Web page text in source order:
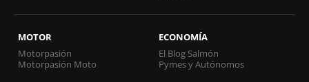
MOTOR
Motorpasión
Motorpasión Moto
ECONOMÍA
El Blog Salmón
Pymes y Autónomos